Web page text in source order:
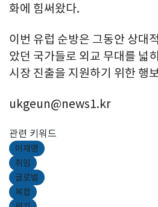
화에 힘써왔다.
이번 유럽 순방은 그동안 상대
았던 국가들로 외교 무대를 넓
시장 진출을 지원하기 위한 행
ukgeun@news1.kr
관련 키워드
이재명
취임
글로벌
복합